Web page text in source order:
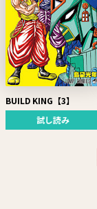
BUILD KING【3】
試し読み